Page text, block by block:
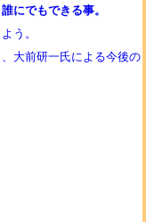
にでもできる事。
う。
大前研一氏による今後の